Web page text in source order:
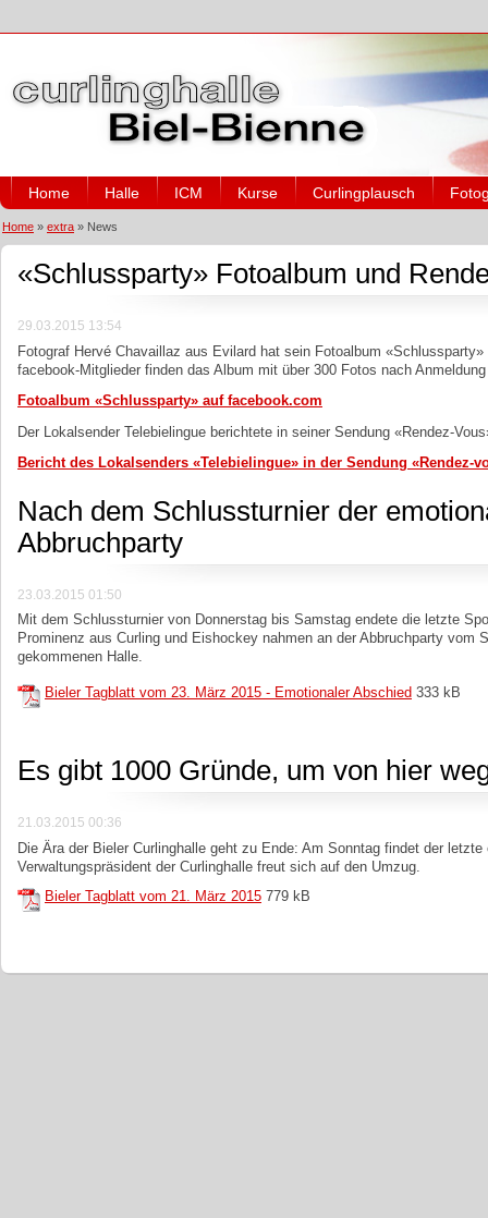
Home Halle ICM Kurse Curlingplausch
Home » extra » News
«Schlussparty» Fotoalbum und
29.03.2015 13:54
Fotograf Hervé Chavaillaz aus Evilard hat sein Fotoalbum
facebook-Mitglieder finden das Album mit über 300 Fotos nach
Fotoalbum «Schlussparty» auf facebook.com
Der Lokalsender Telebielingue berichtete in seiner Sendung «Rendez-
Bericht des Lokalsenders «Telebielingue» in der Sendung «Rendez-
Nach dem Schlussturnier der
Abbruchparty
23.03.2015 01:50
Mit dem Schlussturnier von Donnerstag bis Samstag endete die letzte
Prominenz aus Curling und Eishockey nahmen an der Abbruchparty vom
gekommenen Halle.
Bieler Tagblatt vom 23. März 2015 - Emotionaler Abschied 333 kB
Es gibt 1000 Gründe, um von hier
21.03.2015 00:36
Die Ära der Bieler Curlinghalle geht zu Ende: Am Sonntag findet der
Verwaltungspräsident der Curlinghalle freut sich auf den Umzug.
Bieler Tagblatt vom 21. März 2015 779 kB